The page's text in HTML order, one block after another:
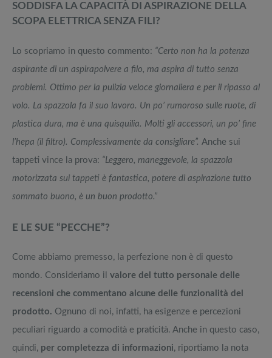
SODDISFA LA CAPACITÀ DI ASPIRAZIONE DELLA
SCOPA ELETTRICA SENZA FILI?
Lo scopriamo in questo commento: “Certo non ha la potenza
aspirante di un aspirapolvere a filo, ma aspira di tutto senza
problemi. Ottimo per la pulizia veloce giornaliera e per il ripasso al
volo. La spazzola fa il suo lavoro. Un po’ rumoroso sulle ruote, di
plastica dura, ma è una quisquilia. Molti gli accessori, un po’ fine
l’hepa (il filtro). Complessivamente da consigliare”. Anche sui
tappeti vince la prova: “Leggero, maneggevole, la spazzola
motorizzata sui tappeti è fantastica, potere di aspirazione tutto
sommato buono, è un buon prodotto.”
E LE SUE “PECCHE”?
Come abbiamo premesso, la perfezione non è di questo
mondo. Consideriamo il valore del tutto personale delle
recensioni che commentano alcune delle funzionalità del
prodotto. Ognuno di noi, infatti, ha esigenze e percezioni
peculiari riguardo a comodità e praticità. Anche in questo caso,
quindi, per completezza di informazioni, riportiamo la nota